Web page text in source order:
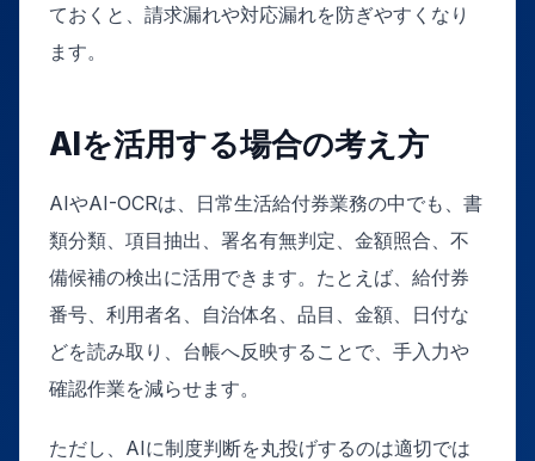
ておくと、請求漏れや対応漏れを防ぎやすくなり
ます。
AIを活用する場合の考え方
AIやAI-OCRは、日常生活給付券業務の中でも、書
類分類、項目抽出、署名有無判定、金額照合、不
備候補の検出に活用できます。たとえば、給付券
番号、利用者名、自治体名、品目、金額、日付な
どを読み取り、台帳へ反映することで、手入力や
確認作業を減らせます。
ただし、AIに制度判断を丸投げするのは適切では